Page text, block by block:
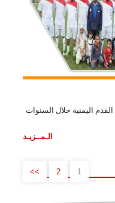
اليمنية خلال السنوات
الـمــزيـد
1
2
>>